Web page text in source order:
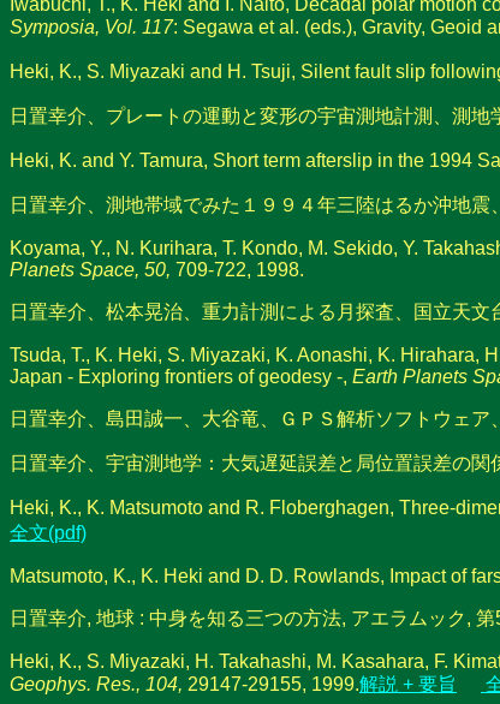
Symposia, Vol. 117: Segawa et al. (eds.), Gravity, Geoid
Heki, K., S. Miyazaki and H. Tsuji, Silent fault slip
日置幸介、プレートの運動と変形の宇宙測地計測、測地
Heki, K. and Y. Tamura, Short term afterslip in the 1994
日置幸介、測地帯域でみた１９９４年三陸はるか沖地震
Koyama, Y., N. Kurihara, T. Kondo, M. Sekido, Y.
Planets Space, 50, 709-722, 1998.
日置幸介、松本晃治、重力計測による月探査、国立天文
Tsuda, T., K. Heki, S. Miyazaki, K. Aonashi, K. Hirahara,
Japan - Exploring frontiers of geodesy -, Earth Planets
日置幸介、島田誠一、大谷竜、ＧＰＳ解析ソフトウェ
日置幸介、宇宙測地学：大気遅延誤差と局位置誤差の
Heki, K., K. Matsumoto and R. Floberghagen, Three-
全文(pdf)
Matsumoto, K., K. Heki and D. D. Rowlands, Impact of
日置幸介, 地球 : 中身を知る三つの方法, アエラムック,
Heki, K., S. Miyazaki, H. Takahashi, M. Kasahara, F.
Geophys. Res., 104, 29147-29155, 1999.解説 + 要旨